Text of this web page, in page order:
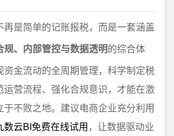
再是简单的记账报税，而是一套涵盖
规、内部管控与数据透明的综合体
资金流动的全周期管理，科学制定税
运营流程、强化合规意识，才能在激
于不败之地。建议电商企业充分利用
数云BI免费在线试用，让数据驱动业